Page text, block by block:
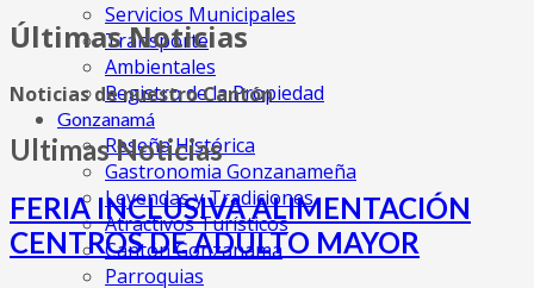
Servicios Municipales
Transporte
Ambientales
Registro de la Propiedad
Gonzanamá
Reseña Histórica
Gastronomia Gonzanameña
Leyendas y Tradiciones
Atractivos Turísticos
Cantón Gonzanamá
Parroquias
Últimas Noticias
Noticias de nuestro Cantón
Ultimas Noticias
FERIA INCLUSIVA ALIMENTACIÓN
CENTROS DE ADULTO MAYOR